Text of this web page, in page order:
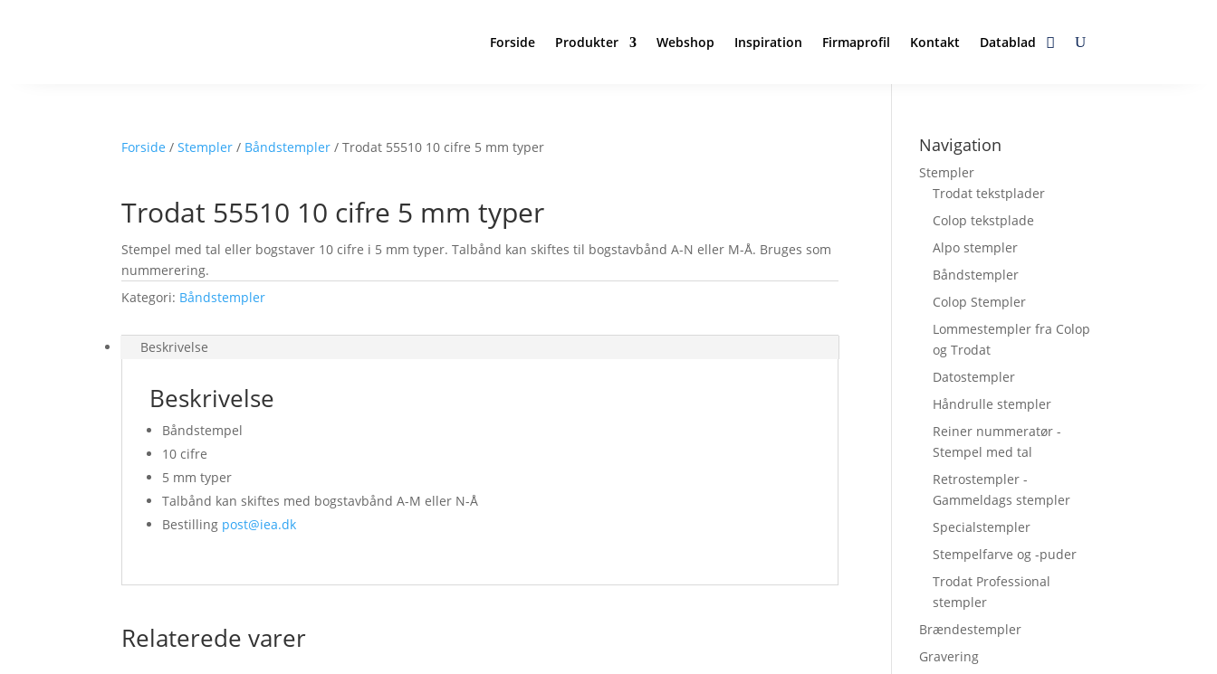
Forside Produkter Webshop Inspiration Firmaprofil Kontakt Datablad
Forside /Stempler / Båndstempler / Trodat 55510 10 cifre 5 mm typer
Trodat 55510 10 cifre 5 mm typer
Stempel med tal eller bogstaver 10 cifre i 5 mm typer. Talbånd kan skiftes til bogstavbånd A-N eller M-Å. Bruges som
nummerering.
Kategori: Båndstempler
Beskrivelse
Beskrivelse
Båndstempel
10 cifre
5 mm typer
Talbånd kan skiftes med bogstavbånd A-M eller N-Å
Bestilling post@iea.dk
Relaterede varer
Navigation
Stempler
Trodat tekstplader
Colop tekstplade
Alpo stempler
Båndstempler
Colop Stempler
Lommestempler fra Colop
og Trodat
Datostempler
Håndrulle stempler
Reiner nummeratør -
Stempel med tal
Retrostempler -
Gammeldags stempler
Specialstempler
Stempelfarve og -puder
Trodat Professional
stempler
Brændestempler
Gravering